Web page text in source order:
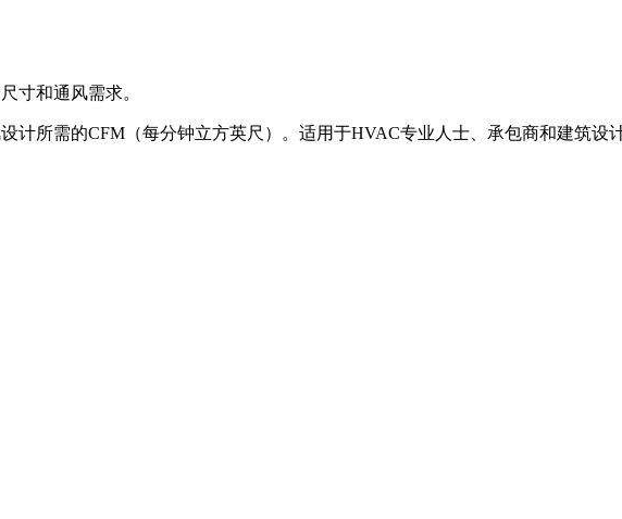
寸和通风需求。
计所需的CFM（每分钟立方英尺）。适用于HVAC专业人士、承包商和建筑设